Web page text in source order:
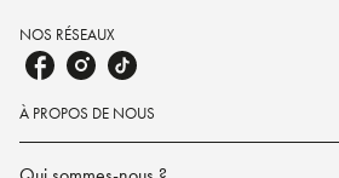
NOS RÉSEAUX
À PROPOS DE NOUS